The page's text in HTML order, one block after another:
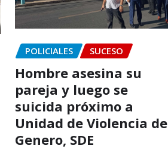
POLICIALES SUCESO
Hombre asesina su
pareja y luego se
suicida próximo a
Unidad de Violencia de
Genero, SDE